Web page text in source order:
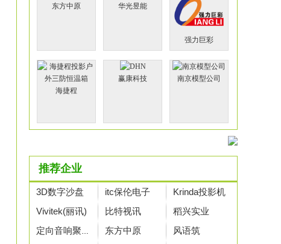
东方中原 华光昱能
强力巨彩
海捷程
赢康科技 南京模型公司
推荐企业
3D数字沙盘 itc保伦电子
Krinda投影机
Vivitek(丽讯)
比特视讯 稻兴实业
定向音响聚音宝 东方中原
风语筑